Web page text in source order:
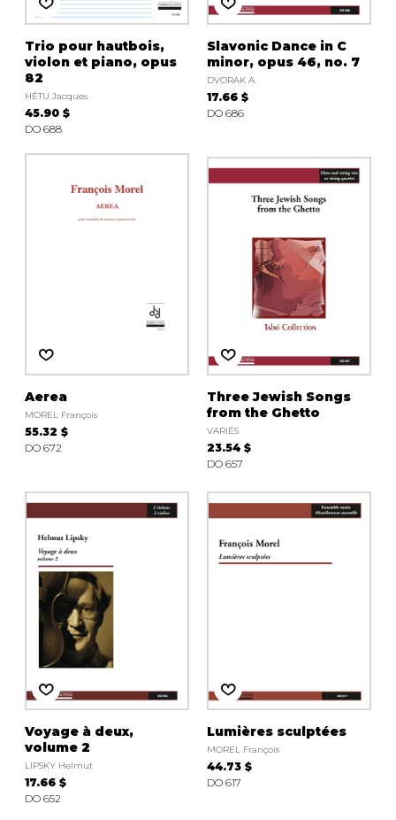
Trio pour hautbois,
violon et piano, opus
82
HÉTU Jacques
45.90 $
DO 688
Slavonic Dance in C
minor, opus 46, no. 7
DVORAK A.
17.66 $
DO 686
Aerea
MOREL François
55.32 $
DO 672
Three Jewish Songs
from the Ghetto
VARIÉS
23.54 $
DO 657
Voyage à deux,
volume 2
LIPSKY Helmut
17.66 $
DO 652
Lumières sculptées
MOREL François
44.73 $
DO 617